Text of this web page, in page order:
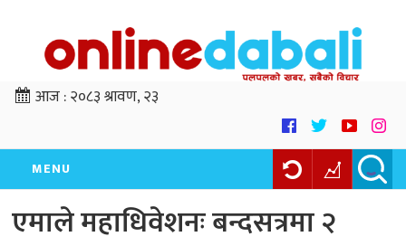
आज :२०८३ श्रावण, २३
MENU
एमाले महाधिवेशनः बन्दसत्रमा २